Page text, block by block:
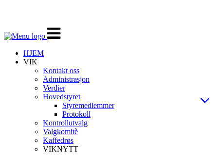
Veksle
navigasjon
HJEM
VIK
Kontakt oss
Administrasjon
Verdier
Hovedstyret
Styremedlemmer
Protokoll
Kontrollutvalg
Valgkomitè
Kaffedrøs
VIKNYTT